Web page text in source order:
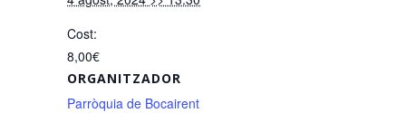
Cost:
8,00€
ORGANITZADOR
Parròquia de Bocairent